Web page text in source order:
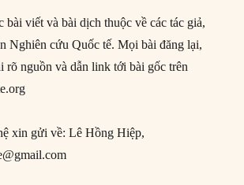
bài viết và bài dịch thuộc về các tác giả,
Nghiên cứu Quốc tế. Mọi bài đăng lại,
rõ nguồn và dẫn link tới bài gốc trên
xin gửi về: Lê Hồng Hiệp,